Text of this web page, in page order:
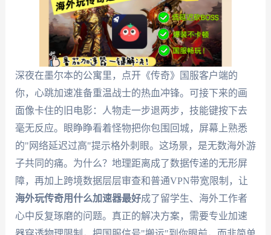
深夜在墨尔本的公寓里，点开《传奇》国服客户端的
你，心跳加速准备重温战士的热血冲锋。可接下来的画
面像卡住的旧电影：人物走一步退两步，技能键按下去
毫无反应。眼睁睁看着怪物把你包围回城，屏幕上熟悉
的"网络延迟过高"提示格外刺眼。这场景，是无数海外游
子共同的痛。为什么？地理距离成了数据传递的无形屏
障，再加上跨境数据层层审查和普通VPN带宽限制，让
海外玩传奇用什么加速器最好成了留学生、海外工作者
心中反复琢磨的问题。真正的解决方案，需要专业加速